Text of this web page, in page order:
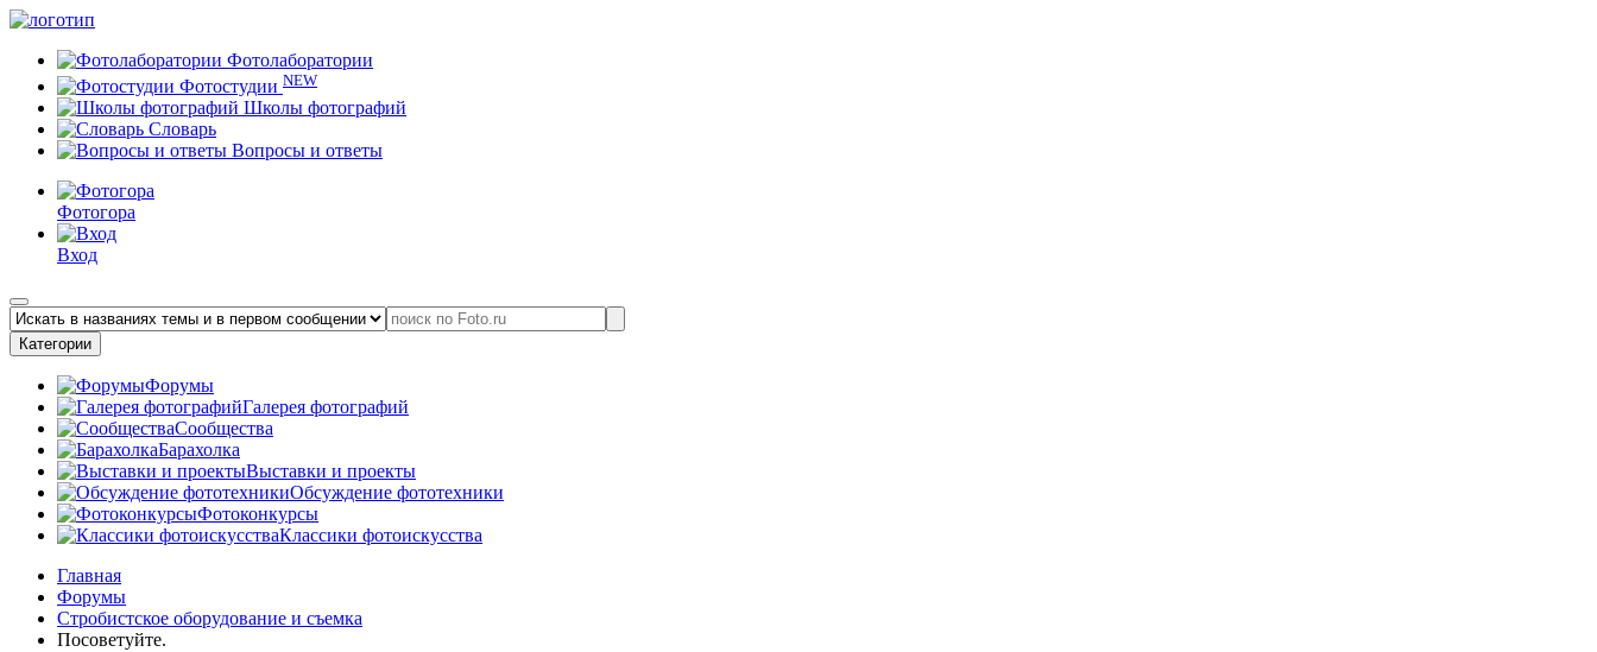
Фотолаборатории
Фотостудии NEW
Школы фотографий
Словарь
Вопросы и ответы
Фотогора
Вход
Категории
Форумы
Галерея фотографий
Сообщества
Барахолка
Выставки и проекты
Обсуждение фототехники
Фотоконкурсы
Классики фотоискусства
Главная
Форумы
Стробистское оборудование и съемка
Посоветуйте.